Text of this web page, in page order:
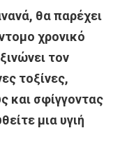
θα παρέχει
χρονικό
τον
τοξίνες,
και σφίγγοντας
μια υγιή